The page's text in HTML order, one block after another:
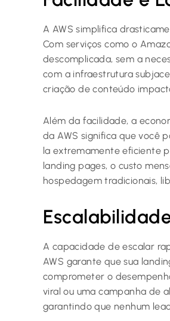
A AWS simplifica
Com serviços como o
descomplicada, sem a
com a infraestrutura
criação de conteúdo
Além da facilidade, a
da AWS significa que você
la extremamente eficiente
landing pages, o custo
hospedagem tradicionais,
A capacidade de escalar
AWS garante que sua
comprometer o
viral ou uma campanha de
garantindo que nenhum